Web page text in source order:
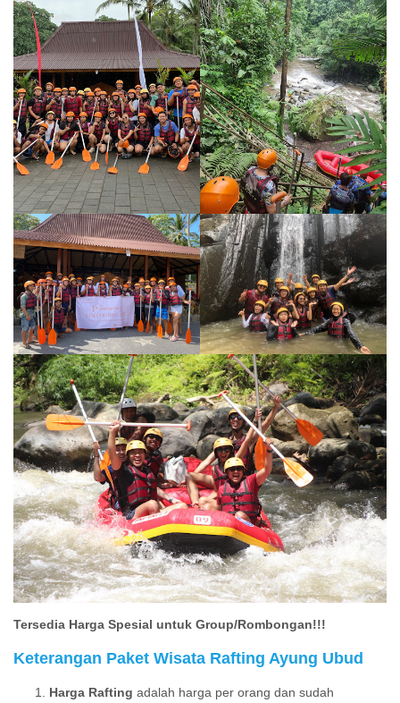
Tersedia Harga Spesial untuk Group/Rombongan!!!
Keterangan Paket Wisata Rafting Ayung Ubud
Harga Rafting adalah harga per orang dan sudah